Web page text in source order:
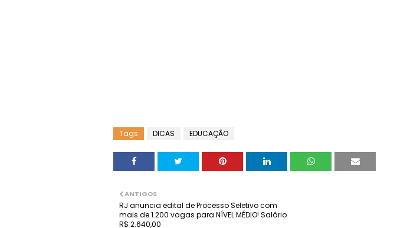
Tags DICAS EDUCAÇÃO
ANTIGOS
RJ anuncia edital de Processo Seletivo com
mais de 1.200 vagas para NÍVEL MÉDIO! Salário
R$ 2.640,00